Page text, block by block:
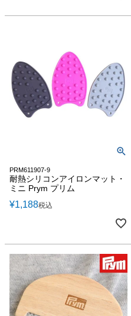
PRM611907-9
耐熱シリコンアイロンマット・
ミニ Prym プリム
¥1,188税込